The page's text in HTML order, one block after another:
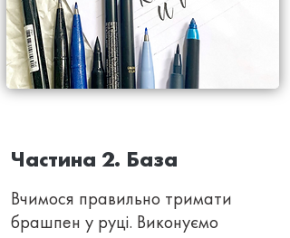
Частина 2. База
Вчимося правильно тримати
брашпен у руці. Виконуємо